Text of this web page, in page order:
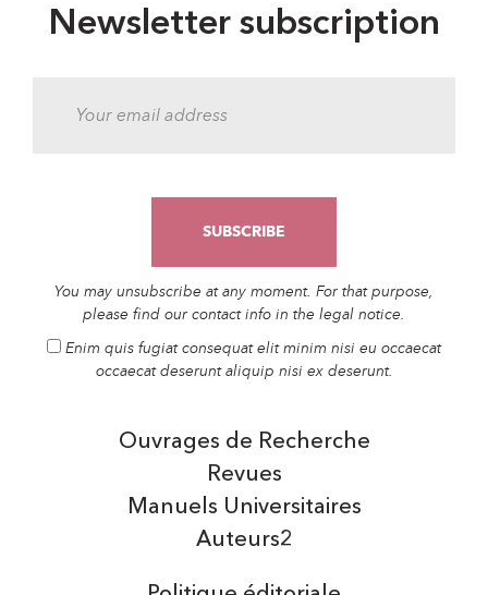
Newsletter subscription
You may unsubscribe at any moment. For that purpose,
please find our contact info in the legal notice.
Enim quis fugiat consequat elit minim nisi eu occaecat
occaecat deserunt aliquip nisi ex deserunt.
Auteurs2
Manuels Universitaires
Ouvrages de Recherche
Revues